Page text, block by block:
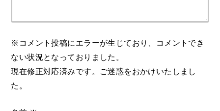
※コメント投稿にエラーが生じており、コメントでき
ない状況となっておりました。
現在修正対応済みです。ご迷惑をおかけいたしまし
た。